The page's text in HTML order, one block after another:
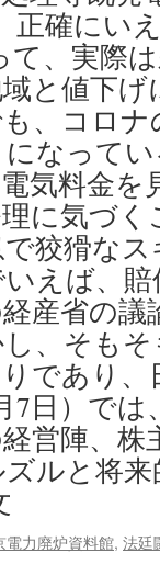
正確にい
、実際は
と値下
、コロ
なって
気料金を
に気づ
狡猾な
えば、賠
産省の議
、そも
であり
7日）では
営陣、株
ルと将
電力廃炉資料館, 法廷